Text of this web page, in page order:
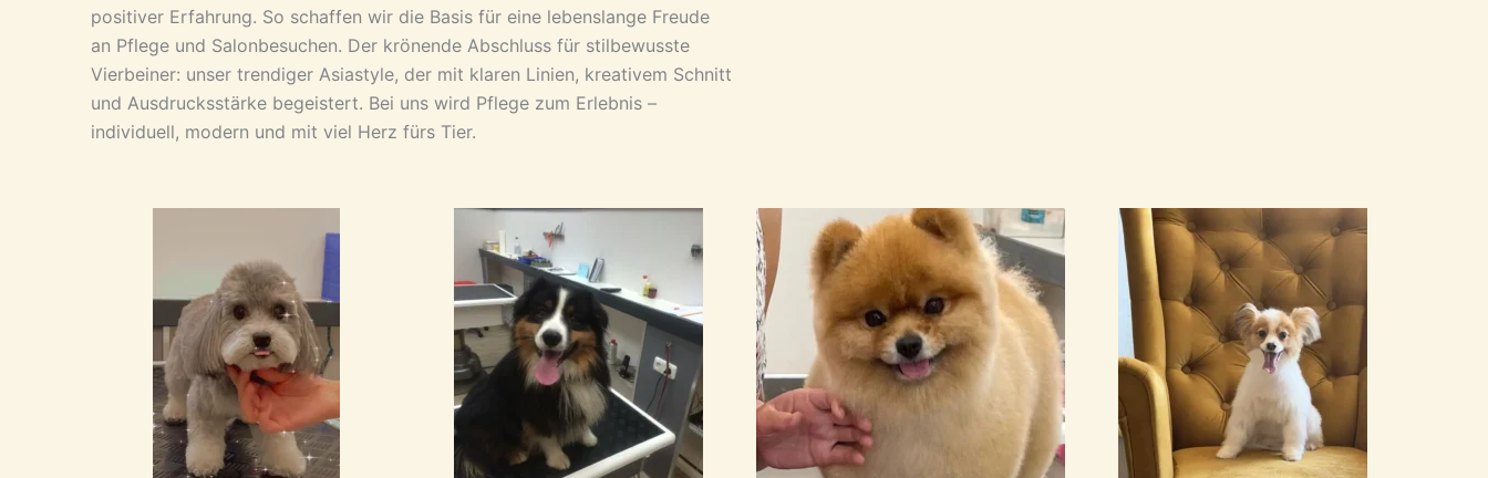
positiver Erfahrung. So schaffen wir die Basis für eine lebenslange Freude
an Pflege und Salonbesuchen. Der krönende Abschluss für stilbewusste
Vierbeiner: unser trendiger Asiastyle, der mit klaren Linien, kreativem Schnitt
und Ausdrucksstärke begeistert. Bei uns wird Pflege zum Erlebnis –
individuell, modern und mit viel Herz fürs Tier.